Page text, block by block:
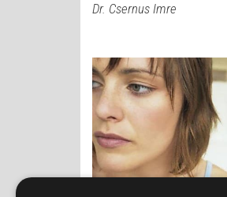
Dr. Csernus Imre